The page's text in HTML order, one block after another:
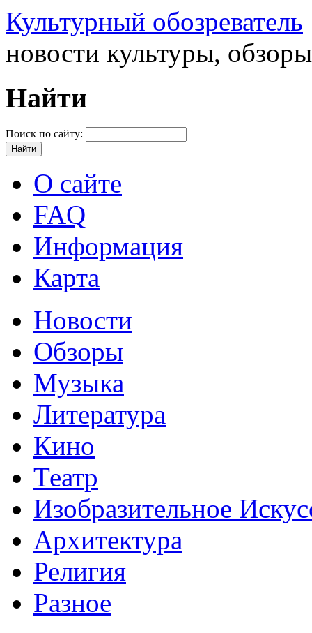
Культурный обозреватель
новости культуры,
Найти
Поиск по сайту:
О сайте
FAQ
Информация
Карта
Новости
Обзоры
Музыка
Литература
Кино
Театр
Изобразительное
Архитектура
Религия
Разное